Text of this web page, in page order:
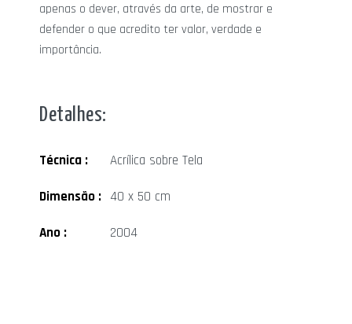
apenas o dever, através da arte, de mostrar e
defender o que acredito ter valor, verdade e
importância.
Detalhes:
Técnica : Acrílica sobre Tela
Dimensão : 40 x 50 cm
Ano : 2004